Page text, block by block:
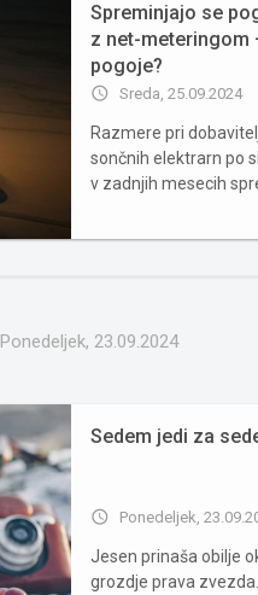
Spreminjajo se
z net-meteringom
pogoje?
access_time Sreda, 25.09.2024
Razmere pri
sončnih elektrarn po
v zadnjih mesecih
lastnik sončne
Ponedeljek, 23.09.2024
Sedem jedi za
access_time Ponedeljek,
Jesen prinaša obilje
grozdje prava